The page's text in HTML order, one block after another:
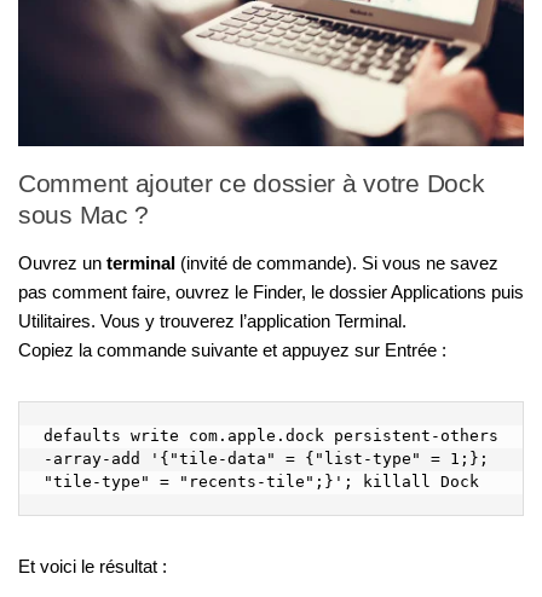
Comment ajouter ce dossier à votre Dock
sous Mac ?
Ouvrez un terminal (invité de commande). Si vous ne savez
pas comment faire, ouvrez le Finder, le dossier Applications puis
Utilitaires. Vous y trouverez l’application Terminal.
Copiez la commande suivante et appuyez sur Entrée :
defaults write com.apple.dock persistent-others
-array-add '{"tile-data" = {"list-type" = 1;};
"tile-type" = "recents-tile";}'; killall Dock
Et voici le résultat :